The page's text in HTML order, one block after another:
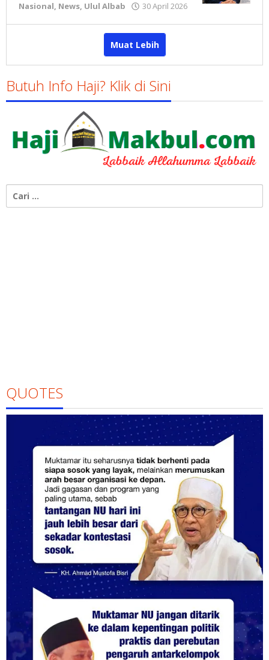
Nasional, News, Ulul Albab 30 April 2026
oleh
Susanto
Muat Lebih
Butuh Info Haji? Klik di Sini
untuk:
QUOTES